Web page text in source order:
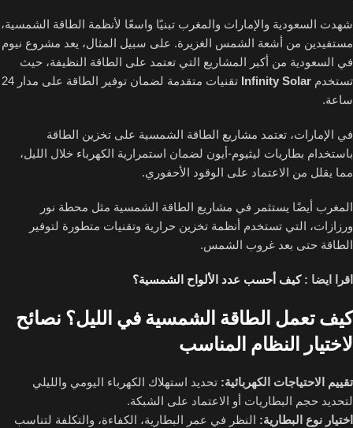
شهدت السعودية والإمارات والمغرب تبنيًا واسعًا لأنظمة الطاقة الشمسية،
مستفيدين من أشعة الشمس الغزيرة. على سبيل المثال، يعد مشروع نيوم
في السعودية من أكبر المشاريع التي تعتمد على الطاقة النظيفة، حيث
تستخدم Infinity Solar
تقنيات متقدمة لضمان توفير الطاقة على مدار 24
ساعة.
في الإمارات، تعتمد مشاريع الطاقة الشمسية على تخزين الطاقة
باستخدام بطاريات ليثيوم-أيون لضمان استمرارية الكهرباء خلال الليل،
مما يقلل من الاعتماد على الوقود الأحفوري.
المغرب أيضًا يستثمر في مشاريع الطاقة الشمسية مثل محطة نور
ورزازات، التي تستخدم أنظمة تخزين حرارية وتقنيات متطورة لتوفير
الطاقة حتى بعد غروب الشمس.
اقرا ايضا : كيف أحسب عدد الألواح الشمسية؟
كيف تعمل الطاقة الشمسية في الليل؟ نصائح
لاختيار النظام المناسب
تقييم الاحتياجات الكهربائية: تحديد استهلاك الكهرباء اليومي والليلي
لتحديد حجم البطاريات أو الاعتماد على الشبكة.
اختيار نوع البطارية: النظر في عمر البطارية، الكفاءة، والتكلفة لتناسب